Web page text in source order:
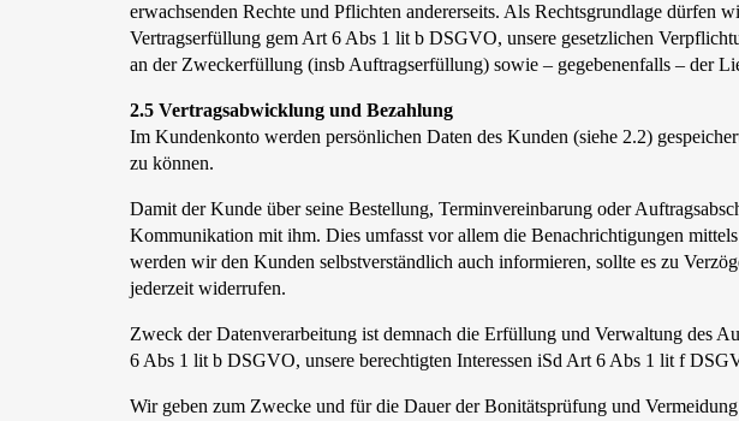
erwachsenden Rechte und Pflichten andererseits. Als Rechtsgrundlage
Vertragserfüllung gem Art 6 Abs 1 lit b DSGVO, unsere gesetzlichen
an der Zweckerfüllung (insb Auftragserfüllung) sowie – gegebenenfalls – der
2.5 Vertragsabwicklung und Bezahlung
Im Kundenkonto werden persönlichen Daten des Kunden (siehe 2.2)
zu können.
Damit der Kunde über seine Bestellung, Terminvereinbarung oder
Kommunikation mit ihm. Dies umfasst vor allem die Benachrichtigungen
werden wir den Kunden selbstverständlich auch informieren, sollte es zu
jederzeit widerrufen.
Zweck der Datenverarbeitung ist demnach die Erfüllung und Verwaltung des
6 Abs 1 lit b DSGVO, unsere berechtigten Interessen iSd Art 6 Abs 1 lit f
Wir geben zum Zwecke und für die Dauer der Bonitätsprüfung und